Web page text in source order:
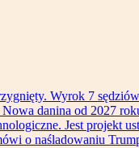
Wyrok 7
danina od 2027
Jest projekt
o naśladowaniu